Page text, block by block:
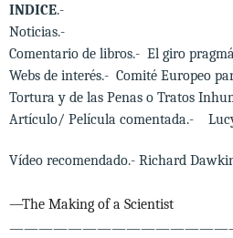
INDICE.-
Noticias.-
Comentario de libros.- El giro
Webs de interés.- Comité Europeo
Tortura y de las Penas o Tratos
Artículo/ Película comentada.-
Vídeo recomendado.- Richard
—The Making of a Scientist